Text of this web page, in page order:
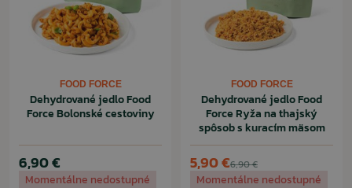
FOOD FORCE
Dehydrované jedlo Food
Force Bolonské cestoviny
6,90 €
Momentálne nedostupné
FOOD FORCE
Dehydrované jedlo Food
Force Ryža na thajský
spôsob s kuracím mäsom
6,90 €
5,90 €
Momentálne nedostupné